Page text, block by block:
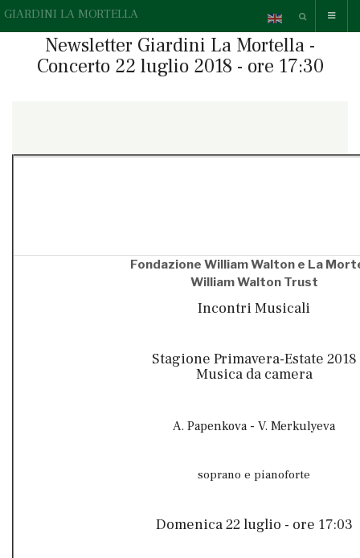
GIARDINI LA MORTELLA
Newsletter Giardini La Mortella -
Concerto 22 luglio 2018 - ore 17:30
Fondazione William Walton e La
William Walton Trust
Incontri Musicali
Stagione Primavera-Estate 2018
Musica da camera
A. Papenkova - V. Merkulyeva
soprano e pianoforte
Domenica 22 luglio - ore 17:03